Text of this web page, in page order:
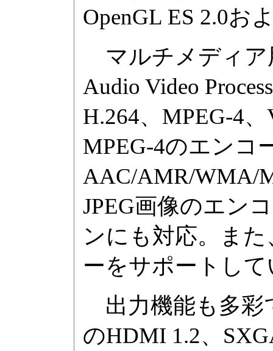
OpenGL ES 2.0お
マルチメディア
Audio Video
H.264、MPEG-4
MPEG-4のエンコ
AAC/AMR/WMA/
JPEG画像のエン
ンにも対応。ま
ーをサポートし
出力機能も多彩
のHDMI 1.2、